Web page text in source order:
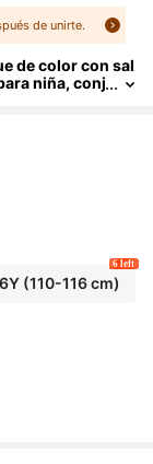
de unirte.
de color con sal
niña, conj
6Y(110-116 cm)
6 left